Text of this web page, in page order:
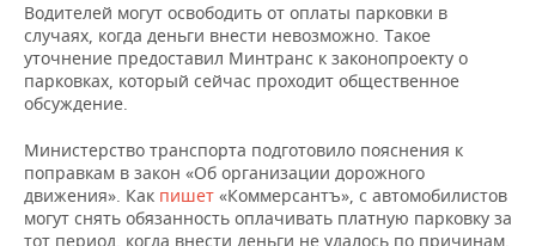
ОТКРЫТАЯ ЛЕКЦИЯ
БАСКЕТБОЛ
ВОЛЕЙБОЛ
ФИГУРНОЕ КАТАНИЕ
ВОДНЫЕ ВИДЫ СПОРТА
ИНФРАСТРУКТУРА
ИСТОРИЯ
МЕДИЦИНА
ОБРАЗОВАНИЕ
СПРАВОЧНИК
СПИСОК ПЕРСОН
ПОЛНАЯ ВЕРСИЯ
Водителей могут освободить от оплаты парковки в
случаях, когда деньги внести невозможно. Такое
уточнение предоставил Минтранс к законопроекту о
парковках, который сейчас проходит общественное
обсуждение.
Министерство транспорта подготовило пояснения к
поправкам в закон «Об организации дорожного
движения». Как пишет «Коммерсантъ», с автомобилистов
могут снять обязанность оплачивать платную парковку за
тот период, когда внести деньги не удалось по причинам,